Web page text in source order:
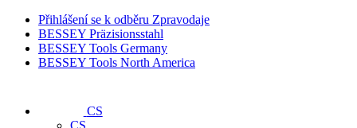
Přihlášení se k odběru Zpravodaje
BESSEY Präzisionsstahl
BESSEY Tools Germany
BESSEY Tools North America
CS
CS